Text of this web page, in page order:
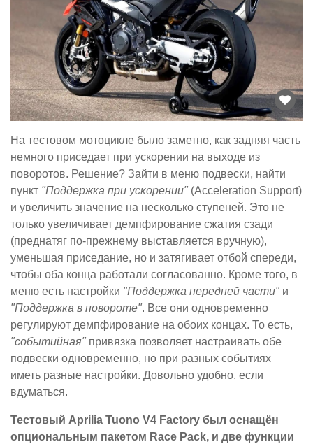
На тестовом мотоцикле было заметно, как задняя часть
немного приседает при ускорении на выходе из
поворотов. Решение? Зайти в меню подвески, найти
пункт "Поддержка при ускорении" (Acceleration Support)
и увеличить значение на несколько ступеней. Это не
только увеличивает демпфирование сжатия сзади
(преднатяг по-прежнему выставляется вручную),
уменьшая приседание, но и затягивает отбой спереди,
чтобы оба конца работали согласованно. Кроме того, в
меню есть настройки "Поддержка передней части" и
"Поддержка в повороте". Все они одновременно
регулируют демпфирование на обоих концах. То есть,
"событийная" привязка позволяет настраивать обе
подвески одновременно, но при разных событиях
иметь разные настройки. Довольно удобно, если
вдуматься.
Тестовый Aprilia Tuono V4 Factory был оснащён
опциональным пакетом Race Pack, и две функции